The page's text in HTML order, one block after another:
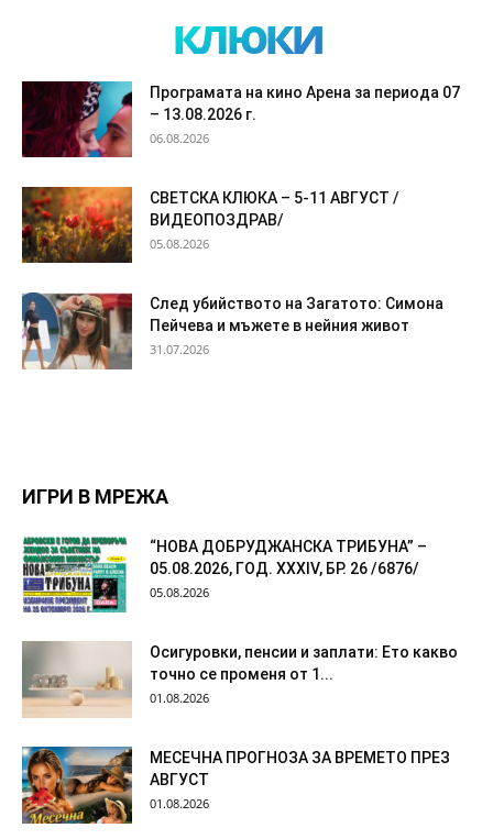
клюки
Програмата на кино Арена за периода 07
– 13.08.2026 г.
06.08.2026
СВЕТСКА КЛЮКА – 5-11 АВГУСТ /
ВИДЕОПОЗДРАВ/
05.08.2026
След убийството на Загатото: Симона
Пейчева и мъжете в нейния живот
31.07.2026
ИГРИ В МРЕЖА
“НОВА ДОБРУДЖАНСКА ТРИБУНА” –
05.08.2026, ГОД. XXХIV, БР. 26 /6876/
05.08.2026
Осигуровки, пенсии и заплати: Ето какво
точно се променя от 1...
01.08.2026
МЕСЕЧНА ПРОГНОЗА ЗА ВРЕМЕТО ПРЕЗ
АВГУСТ
01.08.2026